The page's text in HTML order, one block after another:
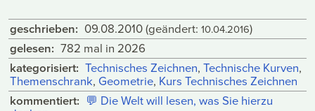
geschrieben: 09.08.2010(geändert: 10.04.2016)
gelesen: 782 mal in 2026
kategorisiert: Technisches Zeichnen, Technische Kurven,
Themenschrank, Geometrie, Kurs Technisches Zeichnen
kommentiert: 💬 Die Welt will lesen, was Sie hierzu